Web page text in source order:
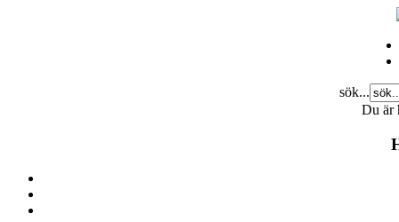
sök...
Du är